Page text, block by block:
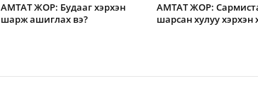
АМТАТ ЖОР: Будааг хэрхэн
шарж ашиглах вэ?
АМТАТ ЖОР:
шарсан хулуу хэрхэн